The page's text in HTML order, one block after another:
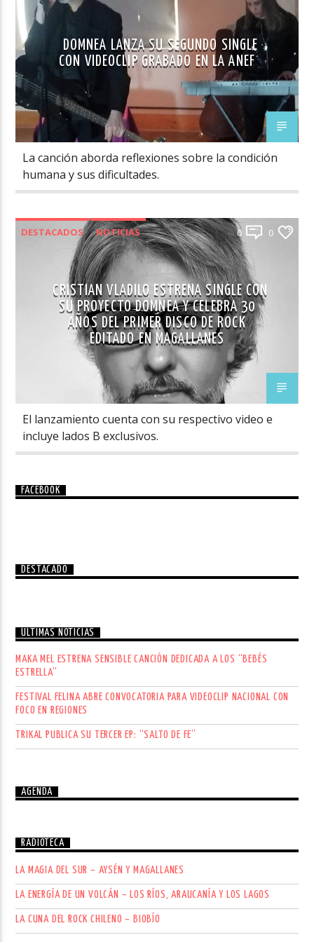
DOMNEA LANZA SU SEGUNDO SINGLE
CON VIDEOCLIP GRABADO EN LA ANEF
La canción aborda reflexiones sobre la condición
humana y sus dificultades.
DESTACADOS NOTICIAS 0 0
CRISTIAN VLADILO ESTRENA SINGLE CON
SU PROYECTO DOMNEA Y CELEBRA 30
AÑOS DEL PRIMER DISCO DE ROCK
EDITADO EN MAGALLANES
El lanzamiento cuenta con su respectivo video e
incluye lados B exclusivos.
FACEBOOK
DESTACADO
ÚLTIMAS NOTICIAS
MAKA MEL ESTRENA SENSIBLE CANCIÓN DEDICADA A LOS “BEBÉS
ESTRELLA”
FESTIVAL FELINA ABRE CONVOCATORIA PARA VIDEOCLIP NACIONAL CON
FOCO EN REGIONES
TRIKAL PUBLICA SU TERCER EP: “SALTO DE FE”
AGENDA
RADIOTECA
LA MAGIA DEL SUR – AYSÉN Y MAGALLANES
LA ENERGÍA DE UN VOLCÁN – LOS RÍOS, ARAUCANÍA Y LOS LAGOS
LA CUNA DEL ROCK CHILENO – BIOBÍO